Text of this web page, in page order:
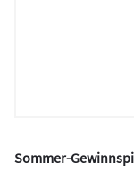
Sommer-